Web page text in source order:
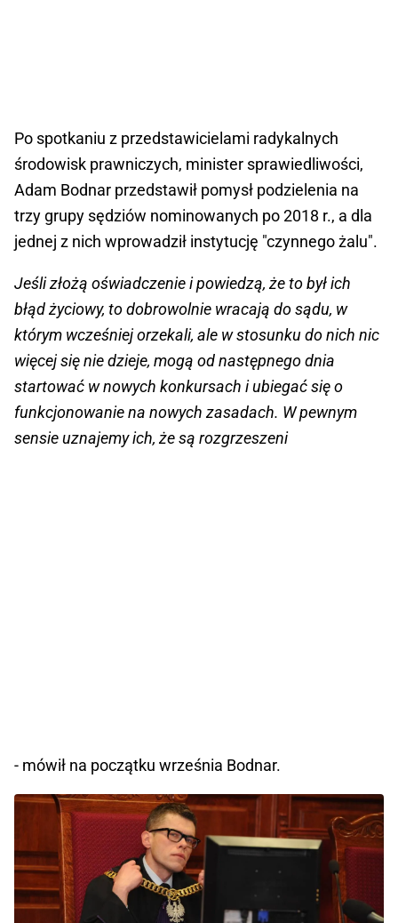
Po spotkaniu z przedstawicielami radykalnych
środowisk prawniczych, minister sprawiedliwości,
Adam Bodnar przedstawił pomysł podzielenia na
trzy grupy sędziów nominowanych po 2018 r., a dla
jednej z nich wprowadził instytucję "czynnego żalu".
Jeśli złożą oświadczenie i powiedzą, że to był ich
błąd życiowy, to dobrowolnie wracają do sądu, w
którym wcześniej orzekali, ale w stosunku do nich nic
więcej się nie dzieje, mogą od następnego dnia
startować w nowych konkursach i ubiegać się o
funkcjonowanie na nowych zasadach. W pewnym
sensie uznajemy ich, że są rozgrzeszeni
- mówił na początku września Bodnar.